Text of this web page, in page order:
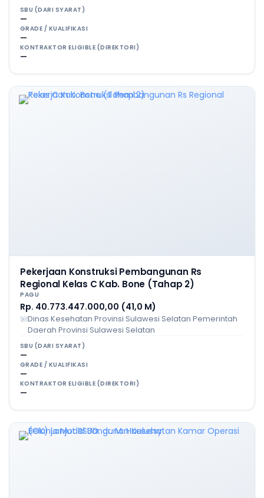
SBU (DARI SYARAT)
—
GRADE / KUALIFIKASI
—
KONTRAKTOR ELIGIBLE (DIREKTORI)
—
Pekerjaan Konstruksi Pembangunan Rs
Regional Kelas C Kab. Bone (Tahap 2)
PAGU
Rp. 40.773.447.000,00 (41,0 M)
Dinas Kesehatan Provinsi Sulawesi Selatan Pemerintah
Daerah Provinsi Sulawesi Selatan
SBU (DARI SYARAT)
—
GRADE / KUALIFIKASI
—
KONTRAKTOR ELIGIBLE (DIREKTORI)
—